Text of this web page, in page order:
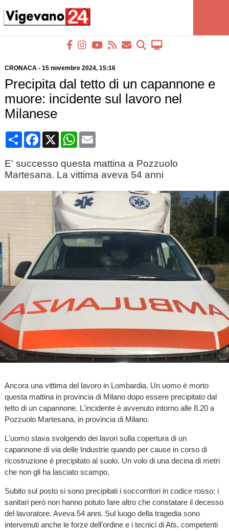
CRONACA- 15 novembre 2024, 15:16
Precipita dal tetto di un capannone e
muore: incidente sul lavoro nel
Milanese
CondividiFacebook
X WhatsApp
Email
E' successo questa mattina a Pozzuolo
Martesana. La vittima aveva 54 anni
Ancora una vittima del lavoro in Lombardia. Un uomo è morto
questa mattina in provincia di Milano dopo essere precipitato dal
tetto di un capannone. L'incidente è avvenuto intorno alle 8.20 a
Pozzuolo Martesana, in provincia di Milano.
L'uomo stava svolgendo dei lavori sulla copertura di un
capannone di via delle Industrie quando per cause in corso di
ricostruzione è precipitato al suolo. Un volo di una decina di metri
che non gli ha lasciato scampo.
Subito sul posto si sono precipitati i soccorritori in codice rosso: i
sanitari però non hanno potuto fare altro che constatare il decesso
del lavoratore. Aveva 54 anni. Sul luogo della tragedia sono
intervenuti anche le forze dell'ordine e i tecnici di Ats, competenti